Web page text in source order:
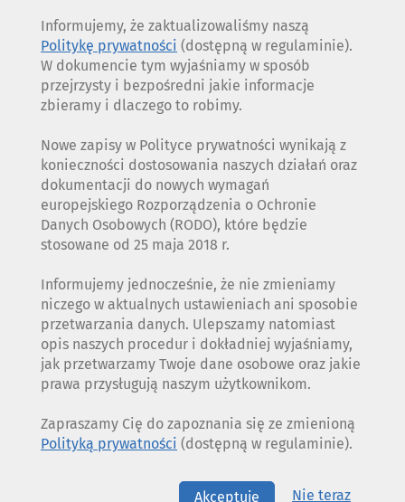
Informujemy, że zaktualizowaliśmy naszą
Politykę prywatności (dostępną w regulaminie).
W dokumencie tym wyjaśniamy w sposób
przejrzysty i bezpośredni jakie informacje
zbieramy i dlaczego to robimy.
Nowe zapisy w Polityce prywatności wynikają z
konieczności dostosowania naszych działań oraz
dokumentacji do nowych wymagań
europejskiego Rozporządzenia o Ochronie
Danych Osobowych (RODO), które będzie
stosowane od 25 maja 2018 r.
Informujemy jednocześnie, że nie zmieniamy
niczego w aktualnych ustawieniach ani sposobie
przetwarzania danych. Ulepszamy natomiast
opis naszych procedur i dokładniej wyjaśniamy,
jak przetwarzamy Twoje dane osobowe oraz jakie
prawa przysługują naszym użytkownikom.
Zapraszamy Cię do zapoznania się ze zmienioną
Polityką prywatności (dostępną w regulaminie).
Akceptuję Nie teraz